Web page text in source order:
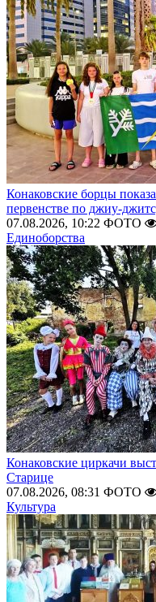
Конаковские борцы
первенстве по джиу-
07.08.2026, 10:22 ФОТО
Единоборства
Конаковские циркачи
Старице
07.08.2026, 08:31 ФОТО
Культура